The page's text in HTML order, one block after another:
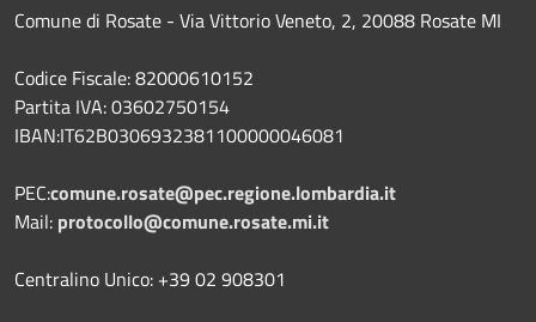
Comune di Rosate - Via Vittorio Veneto, 2, 20088 Rosate MI
Codice Fiscale: 82000610152
Partita IVA: 03602750154
IBAN:IT62B0306932381100000046081
PEC:comune.rosate@pec.regione.lombardia.it
Mail: protocollo@comune.rosate.mi.it
Centralino Unico: +39 02 908301